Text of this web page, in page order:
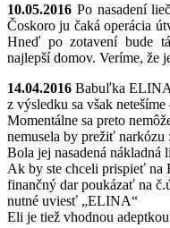
10.05.2016 Po nasadení
Čoskoro ju čaká operácia
Hneď po zotavení bude
najlepší domov. Veríme, že
14.04.2016 Babuľka ELINA
z výsledku sa však
Momentálne sa preto
nemusela by prežiť narkózu
Bola jej nasadená nákladná
Ak by ste chceli prispieť
finančný dar poukázať na
nutné uviesť „ELINA“
Eli je tiež vhodnou